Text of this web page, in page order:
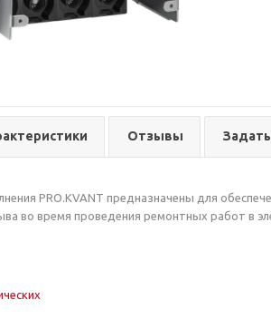
Отзывы
PRO.KVANT предназначены для
во время проведения ремонтных работ в